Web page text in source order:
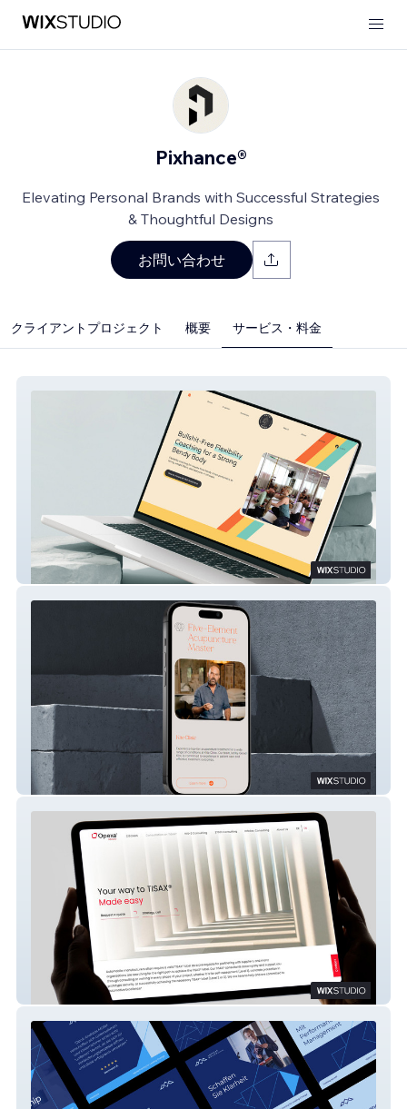
Pixhance®
Elevating Personal Brands with Successful ​Strategies
& Thoughtful Designs
お問い合わせ
クライアントプロジェクト 概要 サービス・料金
Catie Brier
Gerad Kite
Opexa Advisory